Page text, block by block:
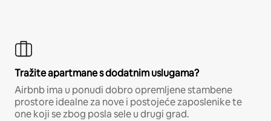
Tražite apartmane s dodatnim uslugama?
Airbnb ima u ponudi dobro opremljene stambene
prostore idealne za nove i postojeće zaposlenike te
one koji se zbog posla sele u drugi grad.